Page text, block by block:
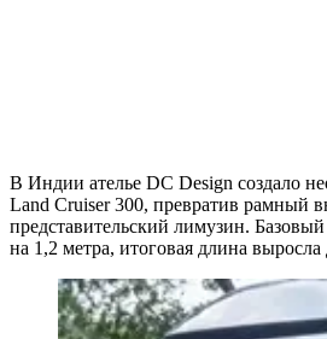
В Индии ателье DC Design создало
Land Cruiser 300, превратив рамный
представительский лимузин.
на 1,2 метра, итоговая длина